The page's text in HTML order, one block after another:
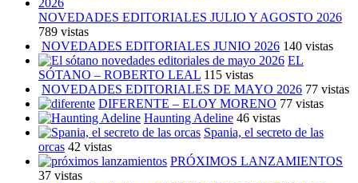
NOVEDADES EDITORIALES JULIO Y AGOSTO 2026
789 vistas
NOVEDADES EDITORIALES JUNIO 2026 140 vistas
EL
SÓTANO – ROBERTO LEAL 115 vistas
NOVEDADES EDITORIALES DE MAYO 2026 77 vistas
DIFERENTE – ELOY MORENO 77 vistas
Haunting Adeline 46 vistas
Spania, el secreto de las
orcas 42 vistas
PRÓXIMOS LANZAMIENTOS
37 vistas